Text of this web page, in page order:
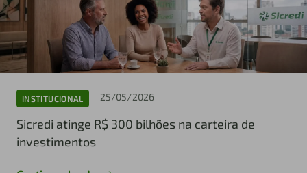
INSTITUCIONAL 25/05/2026
Sicredi atinge R$ 300 bilhões na carteira de
investimentos